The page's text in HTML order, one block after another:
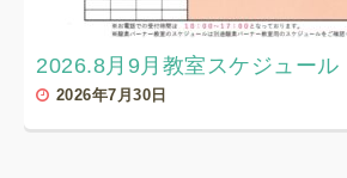
2026.8月9月教室スケジュール
2026年7月30日